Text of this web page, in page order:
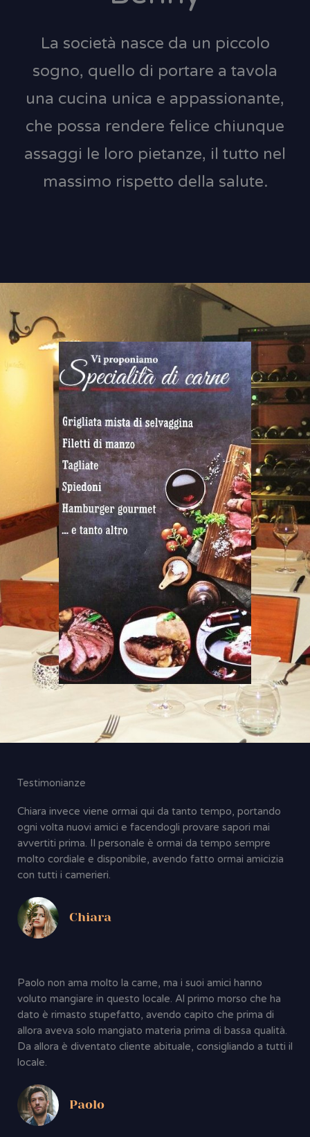
La società nasce da un piccolo
sogno, quello di portare a tavola
una cucina unica e appassionante,
che possa rendere felice chiunque
assaggi le loro pietanze, il tutto nel
massimo rispetto della salute.
Testimonianze
Chiara invece viene ormai qui da tanto tempo, portando
ogni volta nuovi amici e facendogli provare sapori mai
avvertiti prima. Il personale è ormai da tempo sempre
molto cordiale e disponibile, avendo fatto ormai amicizia
con tutti i camerieri.
Chiara
Paolo non ama molto la carne, ma i suoi amici hanno
voluto mangiare in questo locale. Al primo morso che ha
dato è rimasto stupefatto, avendo capito che prima di
allora aveva solo mangiato materia prima di bassa qualità.
Da allora è diventato cliente abituale, consigliando a tutti il
locale.
Paolo